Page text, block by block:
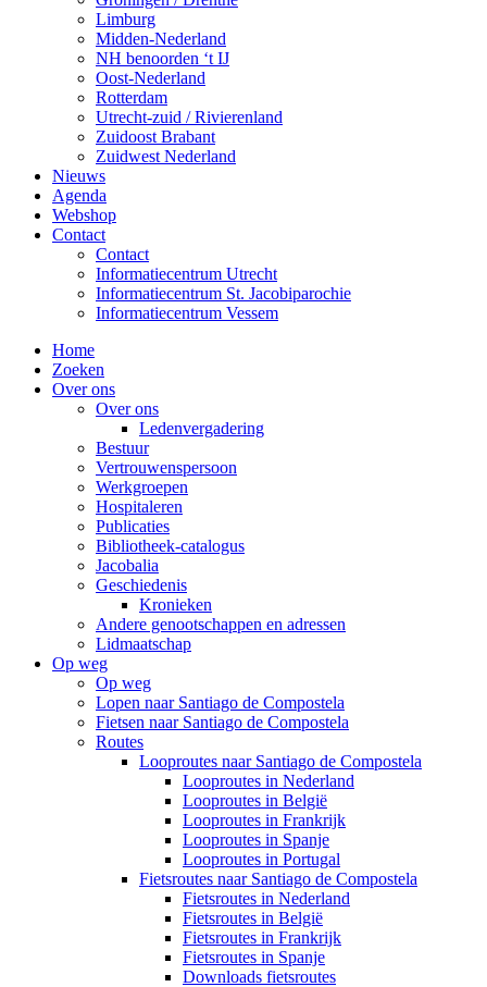
Limburg
Midden-Nederland
NH benoorden ‘t IJ
Oost-Nederland
Rotterdam
Utrecht-zuid / Rivierenland
Zuidoost Brabant
Zuidwest Nederland
Nieuws
Agenda
Webshop
Contact
Contact
Informatiecentrum Utrecht
Informatiecentrum St. Jacobiparochie
Informatiecentrum Vessem
Home
Zoeken
Over ons
Over ons
Ledenvergadering
Bestuur
Vertrouwenspersoon
Werkgroepen
Hospitaleren
Publicaties
Bibliotheek-catalogus
Jacobalia
Geschiedenis
Kronieken
Andere genootschappen en adressen
Lidmaatschap
Op weg
Op weg
Lopen naar Santiago de Compostela
Fietsen naar Santiago de Compostela
Routes
Looproutes naar Santiago de Compostela
Looproutes in Nederland
Looproutes in België
Looproutes in Frankrijk
Looproutes in Spanje
Looproutes in Portugal
Fietsroutes naar Santiago de Compostela
Fietsroutes in Nederland
Fietsroutes in België
Fietsroutes in Frankrijk
Fietsroutes in Spanje
Downloads fietsroutes